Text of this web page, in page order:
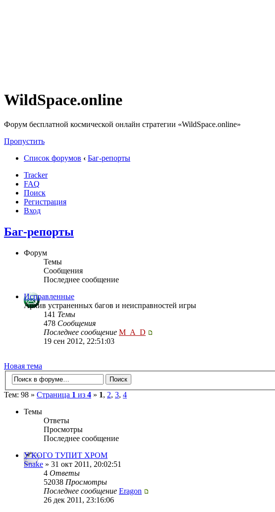
WildSpace.online
Форум бесплатной космической онлайн стратегии «WildSpace.online»
Пропустить
Список форумов ‹ Баг-репорты
Tracker
FAQ
Поиск
Регистрация
Вход
Баг-репорты
Форум
Темы
Сообщения
Последнее сообщение
Исправленные
Архив устраненных багов и неисправностей игры
141 Темы
478 Сообщения
Последнее сообщение M_A_D
19 сен 2012, 22:51:03
Новая тема
Тем: 98 » Страница 1 из 4 » 1, 2, 3, 4
Темы
Ответы
Просмотры
Последнее сообщение
У КОГО ТУПИТ ХРОМ
Snake » 31 окт 2011, 20:02:51
4 Ответы
52038 Просмотры
Последнее сообщение Eragon
26 дек 2011, 23:16:06